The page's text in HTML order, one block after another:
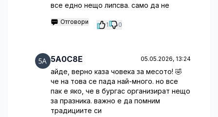
все едно нещо липсва. само да не
Отговори 1 0
5A0C8E 05.05.2026, 13:24
айде, верно каза човека за месото! 🤣
че на това се пада най-много. но все
пак е яко, че в бургас организират нещо
за празника. важно е да помним
традициите си